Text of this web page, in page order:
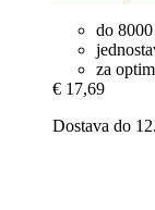
do
za
€ 17,69
Dostava do